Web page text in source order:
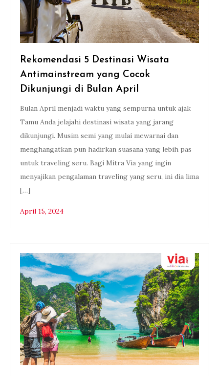
Rekomendasi 5 Destinasi Wisata
Antimainstream yang Cocok
Dikunjungi di Bulan April
Bulan April menjadi waktu yang sempurna untuk ajak
Tamu Anda jelajahi destinasi wisata yang jarang
dikunjungi. Musim semi yang mulai mewarnai dan
menghangatkan pun hadirkan suasana yang lebih pas
untuk traveling seru. Bagi Mitra Via yang ingin
menyajikan pengalaman traveling yang seru, ini dia lima
[…]
April 15, 2024